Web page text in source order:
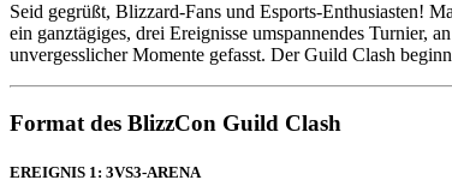
Seid gegrüßt, Blizzard-Fans und Esports-Enthusiasten!
ein ganztägiges, drei Ereignisse umspannendes Turnier,
unvergesslicher Momente gefasst. Der Guild Clash
Format des BlizzCon Guild Clash
EREIGNIS 1: 3VS3-ARENA